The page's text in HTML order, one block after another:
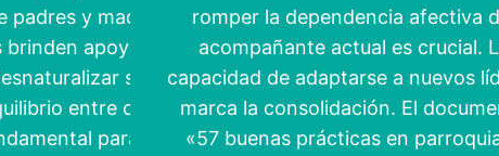
y madres
apoyo y
su
entre cuidar
para su
romper la dependencia afectiva
acompañante actual es crucial.
capacidad de adaptarse a nuevos
marca la consolidación. El
«57 buenas prácticas en